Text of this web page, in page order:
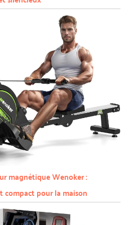
magnétique Wenoker :
compact pour la maison